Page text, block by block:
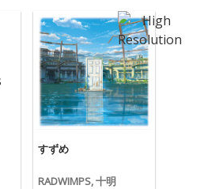
すずめ
RADWIMPS, 十明